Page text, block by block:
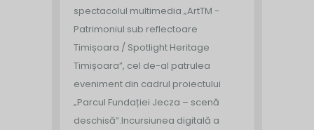
spectacolul multimedia „ArtTM -
Patrimoniul sub reflectoare
Timișoara / Spotlight Heritage
Timișoara”, cel de-al patrulea
eveniment din cadrul proiectului
„Parcul Fundației Jecza – scenă
deschisă”.Incursiunea digitală a